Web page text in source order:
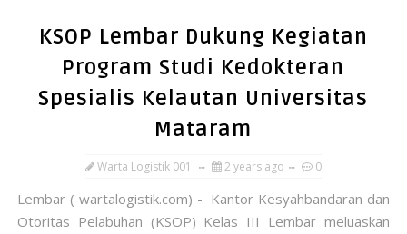
KSOP Lembar Dukung Kegiatan
Program Studi Kedokteran
Spesialis Kelautan Universitas
Mataram
Warta Logistik 001 2 years ago 0
Lembar ( wartalogistik.com) - Kantor Kesyahbandaran dan
Otoritas Pelabuhan (KSOP) Kelas III Lembar meluaskan